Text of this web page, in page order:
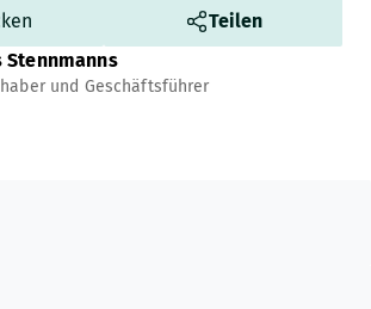
Teilen
Stennmanns
und Geschäftsführer